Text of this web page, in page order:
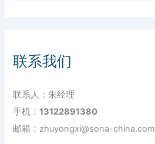
联系我们
联系人：朱经理
手机：13122891380
邮箱：zhuyongxi@sona-china.com